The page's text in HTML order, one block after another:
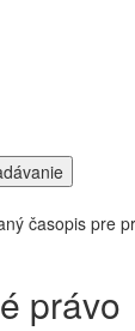
časopis pre
právo